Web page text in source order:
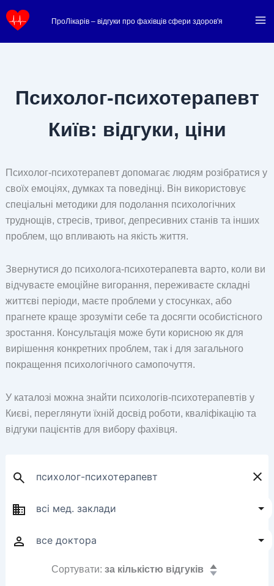
до
ПроЛікарів – відгуки про фахівців сфери здоров'я
Психолог-психотерапевт
Київ: відгуки, ціни
Психолог-психотерапевт допомагає людям розібратися у
своїх емоціях, думках та поведінці. Він використовує
спеціальні методики для подолання психологічних
труднощів, стресів, тривог, депресивних станів та інших
проблем, що впливають на якість життя.
Звернутися до психолога-психотерапевта варто, коли ви
відчуваєте емоційне вигорання, переживаєте складні
життєві періоди, маєте проблеми у стосунках, або
прагнете краще зрозуміти себе та досягти особистісного
зростання. Консультація може бути корисною як для
вирішення конкретних проблем, так і для загального
покращення психологічного самопочуття.
У каталозі можна знайти психологів-психотерапевтів у
Києві, переглянути їхній досвід роботи, кваліфікацію та
відгуки пацієнтів для вибору фахівця.
Сортувати: за кількістю відгуків